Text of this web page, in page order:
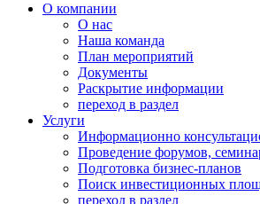
О компании
О нас
Наша команда
План мероприятий
Документы
Раскрытие информации
переход в раздел
Услуги
Информационно
Проведение форумов,
Подготовка бизнес-планов
Поиск инвестиционных
переход в раздел